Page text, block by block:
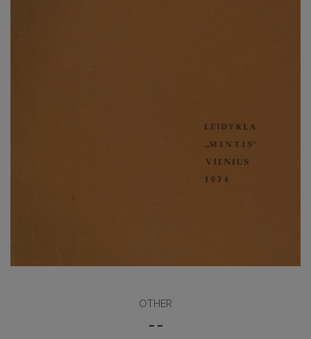
OTHER
– –